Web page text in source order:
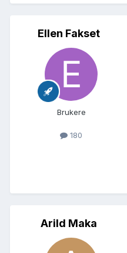
Ellen Fakset
Brukere
180
Arild Maka